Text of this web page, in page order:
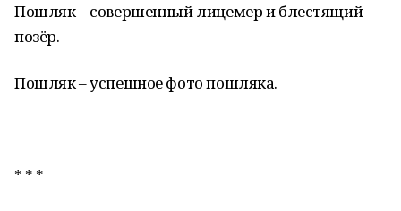
Пошляк – совершенный лицемер и блестящий
позёр.
Пошляк – успешное фото пошляка.
* * *